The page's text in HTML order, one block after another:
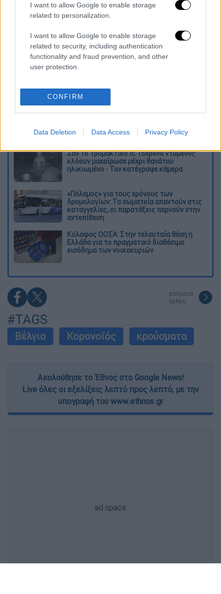
I want to allow Google to enable storage
related to personalization.
I want to allow Google to enable storage
related to security, including authentication
functionality and fraud prevention, and other
user protection.
CONFIRM
Data Deletion Data Access Privacy Policy
που υπολογίστηκε για την περίοδο από 1η
Σεπτεμβρίου έως 14 Σεπτεμβρίου, αυξήθηκε
σε 93,9 (+ 66%). Στο Βέλγιο,η μάσκα είναι
υποχρεωτική σε όλους τους δημόσιους
χώρους και στα σχολεία, από παιδιά 12 ετών
και πάνω.
Διαβάστε ακόμη
Δημιούργησαν με AI νέους ιούς μέσα σε
επιστήμονες
Σαν το τρομακτικό It: 15χρονο ντυμένος
κλόουν μαχαίρωσε μέχρι θανάτου
ηλικιωμένο - Τον κατέγραψε κάμερα
«Πόλεμος» για τους χρόνους των
δρομολογίων: Τα σωματεία απαντούν στις
καταγγελίες, οι παρατάξεις περνούν στην
αντεπίθεση
Κόλαφος ΟΟΣΑ: Στην τελευταία θέση η
Ελλάδα για το πραγματικό διαθέσιμο
εισόδημα των νοικοκυριών
επόμενο
άρθρο
#TAGS
Βέλγιο Κορονοϊός κρούσματα
Ακολούθησε το Έθνος στο Google News!
Live όλες οι εξελίξεις λεπτό προς λεπτό, με την
υπογραφή του www.ethnos.gr